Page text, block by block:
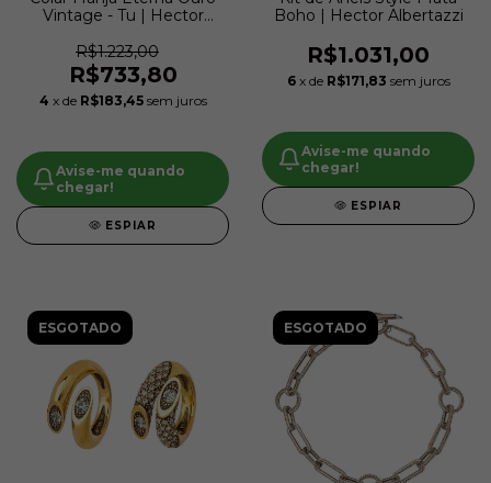
Vintage - Tu | Hector
R$1.223,00
R$733,80
4 x de R$183,45 sem juros
Avise-me quando
chegar!
ESPIAR
Boho | Hector Albertazzi
R$1.031,00
6 x de R$171,83 sem juros
Avise-me quando
chegar!
ESPIAR
ESGOTADO ESGOTADO